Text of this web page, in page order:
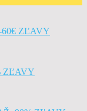
60€ ZĽAVY
ZĽAVY